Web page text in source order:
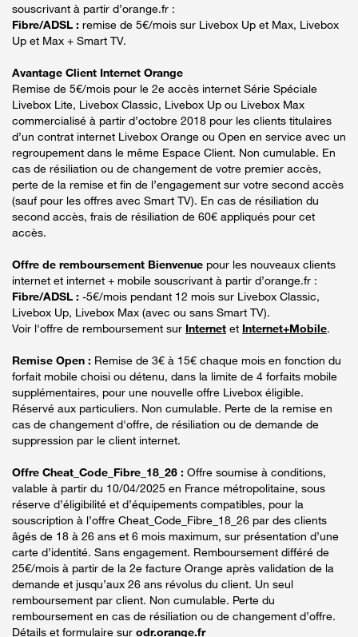
souscrivant à partir d’orange.fr :
Fibre/ADSL : remise de 5€/mois sur Livebox Up et Max, Livebox
Up et Max + Smart TV.
Avantage Client Internet Orange
Remise de 5€/mois pour le 2e accès internet Série Spéciale
Livebox Lite, Livebox Classic, Livebox Up ou Livebox Max
commercialisé à partir d’octobre 2018 pour les clients titulaires
d’un contrat internet Livebox Orange ou Open en service avec un
regroupement dans le même Espace Client. Non cumulable. En
cas de résiliation ou de changement de votre premier accès,
perte de la remise et fin de l’engagement sur votre second accès
(sauf pour les offres avec Smart TV). En cas de résiliation du
second accès, frais de résiliation de 60€ appliqués pour cet
accès.
Offre de remboursement Bienvenue pour les nouveaux clients
internet et internet + mobile souscrivant à partir d’orange.fr :
Fibre/ADSL : -5€/mois pendant 12 mois sur Livebox Classic,
Livebox Up, Livebox Max (avec ou sans Smart TV).
Voir l'offre de remboursement sur Internet et Internet+Mobile.
Remise Open : Remise de 3€ à 15€ chaque mois en fonction du
forfait mobile choisi ou détenu, dans la limite de 4 forfaits mobile
supplémentaires, pour une nouvelle offre Livebox éligible.
Réservé aux particuliers. Non cumulable. Perte de la remise en
cas de changement d'offre, de résiliation ou de demande de
suppression par le client internet.
Offre Cheat_Code_Fibre_18_26 : Offre soumise à conditions,
valable à partir du 10/04/2025 en France métropolitaine, sous
réserve d’éligibilité et d’équipements compatibles, pour la
souscription à l’offre Cheat_Code_Fibre_18_26 par des clients
âgés de 18 à 26 ans et 6 mois maximum, sur présentation d’une
carte d’identité. Sans engagement. Remboursement différé de
25€/mois à partir de la 2e facture Orange après validation de la
demande et jusqu’aux 26 ans révolus du client. Un seul
remboursement par client. Non cumulable. Perte du
remboursement en cas de résiliation ou de changement d’offre.
Détails et formulaire sur odr.orange.fr